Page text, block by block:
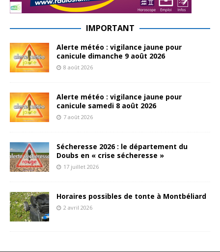
IMPORTANT
Alerte météo : vigilance jaune pour
canicule dimanche 9 août 2026
8 août 2026
Alerte météo : vigilance jaune pour
canicule samedi 8 août 2026
7 août 2026
Sécheresse 2026 : le département du
Doubs en « crise sécheresse »
17 juillet 2026
Horaires possibles de tonte à Montbéliard
2 avril 2026